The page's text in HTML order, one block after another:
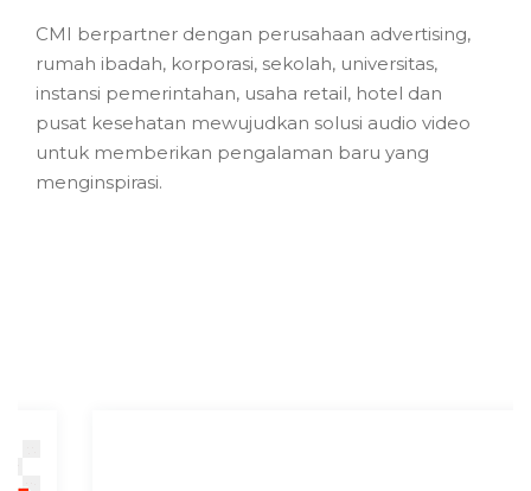
CMI berpartner dengan perusahaan advertising,
rumah ibadah, korporasi, sekolah, universitas,
instansi pemerintahan, usaha retail, hotel dan
pusat kesehatan mewujudkan solusi audio video
untuk memberikan pengalaman baru yang
menginspirasi.